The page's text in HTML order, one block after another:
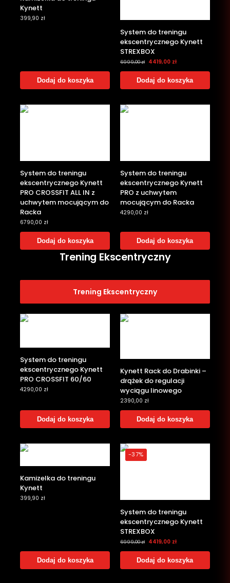
Kynett
399,90 zł
Dodaj do koszyka
System do treningu
ekscentrycznego Kynett
STREXBOX
6999,00zł 4419,00 zł
Dodaj do koszyka
System do treningu
ekscentrycznego Kynett
PRO CROSSFIT ALL IN z
uchwytem mocującym do
Racka
6790,00 zł
Dodaj do koszyka
System do treningu
ekscentrycznego Kynett
PRO z uchwytem
mocującym do Racka
4290,00 zł
Dodaj do koszyka
Trening Ekscentryczny
Trening Ekscentryczny
System do treningu
ekscentrycznego Kynett
PRO CROSSFIT 60/60
4290,00 zł
Dodaj do koszyka
Kynett Rack do Drabinki –
drążek do regulacji
wyciągu linowego
2390,00 zł
Dodaj do koszyka
Kamizelka do treningu
Kynett
399,90 zł
Dodaj do koszyka
-37%
System do treningu
ekscentrycznego Kynett
STREXBOX
6999,00zł 4419,00 zł
Dodaj do koszyka